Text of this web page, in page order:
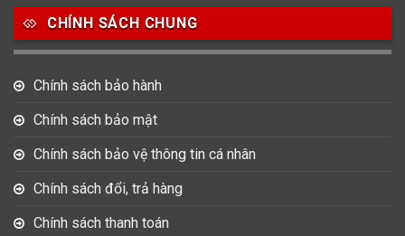
CHÍNH SÁCH CHUNG
Chính sách bảo hành
Chính sách bảo mật
Chính sách bảo vệ thông tin cá nhân
Chính sách đổi, trả hàng
Chính sách thanh toán